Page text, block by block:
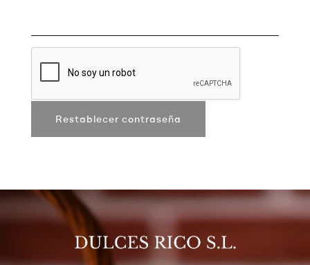
Restablecer contraseña